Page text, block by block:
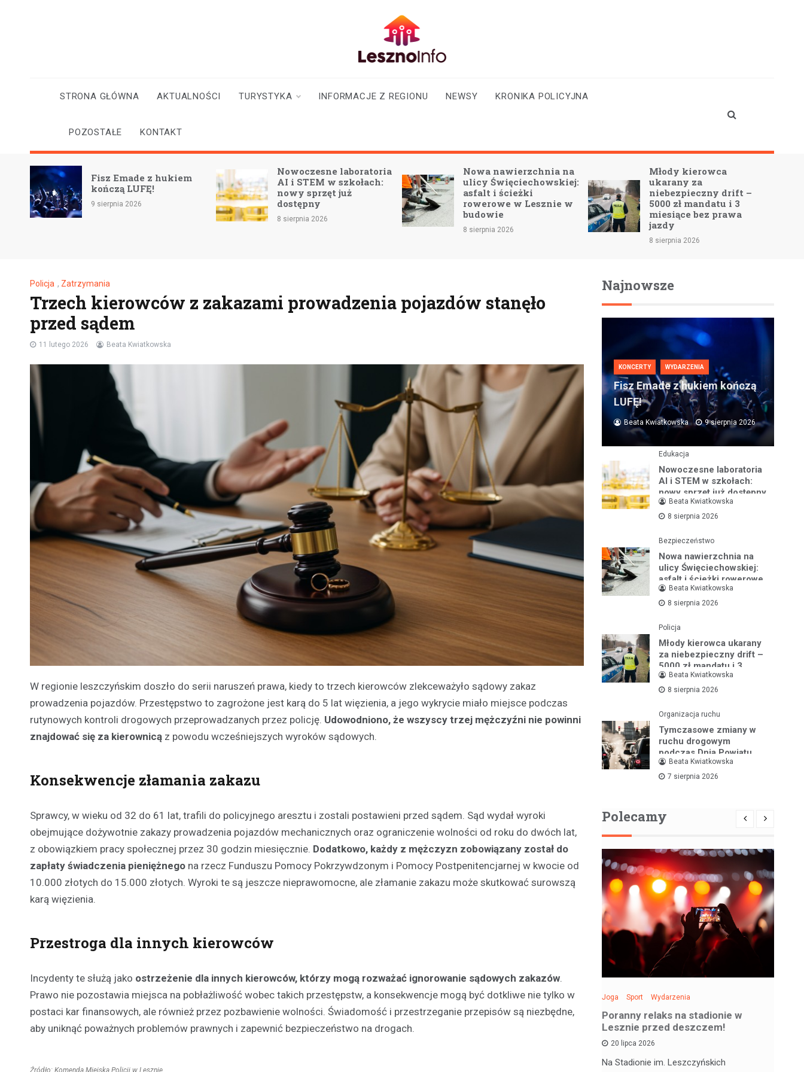
aktualności
STRONA GŁÓWNA AKTUALNOŚCI TURYSTYKA INFORMACJE Z REGIONU NEWSY KRONIKA POLICYJNA
POZOSTAŁE KONTAKT
Fisz Emade z hukiem
kończą LUFĘ!
9 sierpnia 2026
Nowoczesne laboratoria
AI i STEM w szkołach:
nowy sprzęt już
dostępny
8 sierpnia 2026
Nowa nawierzchnia na
ulicy Święciechowskiej:
asfalt i ścieżki
rowerowe w Lesznie w
budowie
8 sierpnia 2026
Młody kierowca
ukarany za
niebezpieczny drift –
5000 zł mandatu i 3
miesiące bez prawa
jazdy
8 sierpnia 2026
Policja , Zatrzymania
Trzech kierowców z zakazami prowadzenia pojazdów stanęło
przed sądem
11 lutego 2026 Beata Kwiatkowska
W regionie leszczyńskim doszło do serii naruszeń prawa, kiedy to trzech kierowców zlekceważyło sądowy zakaz
prowadzenia pojazdów. Przestępstwo to zagrożone jest karą do 5 lat więzienia, a jego wykrycie miało miejsce podczas
rutynowych kontroli drogowych przeprowadzanych przez policję. Udowodniono, że wszyscy trzej mężczyźni nie powinni
znajdować się za kierownicą z powodu wcześniejszych wyroków sądowych.
Konsekwencje złamania zakazu
Sprawcy, w wieku od 32 do 61 lat, trafili do policyjnego aresztu i zostali postawieni przed sądem. Sąd wydał wyroki
obejmujące dożywotnie zakazy prowadzenia pojazdów mechanicznych oraz ograniczenie wolności od roku do dwóch lat,
z obowiązkiem pracy społecznej przez 30 godzin miesięcznie. Dodatkowo, każdy z mężczyzn zobowiązany został do
zapłaty świadczenia pieniężnego na rzecz Funduszu Pomocy Pokrzywdzonym i Pomocy Postpenitencjarnej w kwocie od
10.000 złotych do 15.000 złotych. Wyroki te są jeszcze nieprawomocne, ale złamanie zakazu może skutkować surowszą
karą więzienia.
Przestroga dla innych kierowców
Incydenty te służą jako ostrzeżenie dla innych kierowców, którzy mogą rozważać ignorowanie sądowych zakazów.
Prawo nie pozostawia miejsca na pobłażliwość wobec takich przestępstw, a konsekwencje mogą być dotkliwe nie tylko w
postaci kar finansowych, ale również przez pozbawienie wolności. Świadomość i przestrzeganie przepisów są niezbędne,
aby uniknąć poważnych problemów prawnych i zapewnić bezpieczeństwo na drogach.
Najnowsze
KONCERTY WYDARZENIA
Fisz Emade z hukiem kończą
LUFĘ!
Beata Kwiatkowska 9 sierpnia 2026
Edukacja
Nowoczesne laboratoria
AI i STEM w szkołach:
nowy sprzęt już dostępny
Beata Kwiatkowska
8 sierpnia 2026
Bezpieczeństwo
Nowa nawierzchnia na
ulicy Święciechowskiej:
asfalt i ścieżki rowerowe
w Lesznie w budowie
Beata Kwiatkowska
8 sierpnia 2026
Policja
Młody kierowca ukarany
za niebezpieczny drift –
5000 zł mandatu i 3
miesiące bez prawa jazdy
Beata Kwiatkowska
8 sierpnia 2026
Organizacja ruchu
Tymczasowe zmiany w
ruchu drogowym
podczas Dnia Powiatu
Leszczyńskiego w
Święciechowie
Beata Kwiatkowska
7 sierpnia 2026
Polecamy
Kultura Sport Wydarzenia
Dzień Deskorolki w Lesznie: Święto
deski na Skateplazie już w sobotę!
Joga Sport Wydarzenia
Poranny relaks na stadionie w
Lesznie przed deszczem!
20 lipca 2026
Na Stadionie im. Leszczyńskich